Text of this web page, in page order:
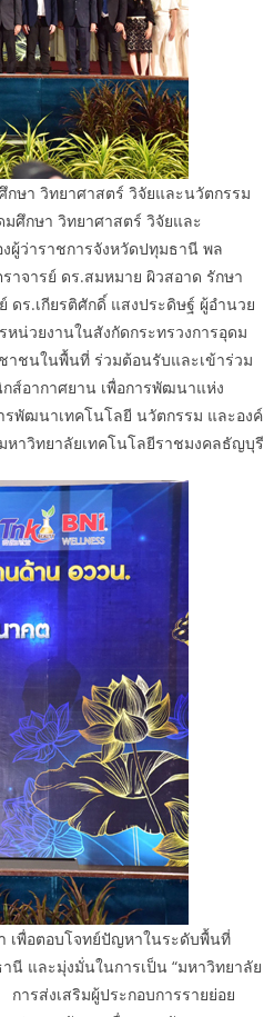
ษา วิทยาศาสตร์ วิจัยและนวัตกรรม
ศึกษา วิทยาศาสตร์ วิจัยและ
ผู้ว่าราชการจังหวัดปทุมธานี พล
าจารย์ ดร.สมหมาย ผิวสอาด รักษา
ร.เกียรติศักดิ์ แสงประดิษฐ์ ผู้อำนวย
น่วยงานในสังกัดกระทรวงการอุดม
าชนในพื้นที่ ร่วมต้อนรับและเข้าร่วม
ส์อากาศยาน เพื่อการพัฒนาแห่ง
พัฒนาเทคโนโลยี นวัตกรรม และองค์
าวิทยาลัยเทคโนโลยีราชมงคลธัญบุรี
เพื่อตอบโจทย์ปัญหาในระดับพื้นที่
นี และมุ่งมั่นในการเป็น “มหาวิทยาลัย
รส่งเสริมผู้ประกอบการรายย่อย